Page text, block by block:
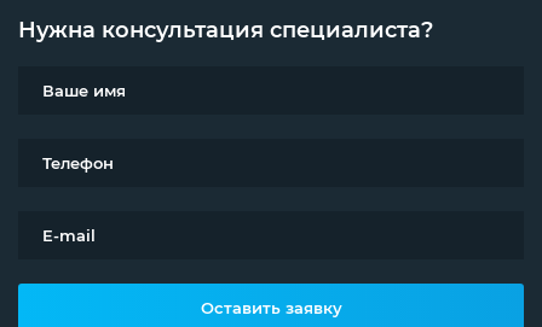
Нужна консультация специалиста?
Оставить заявку